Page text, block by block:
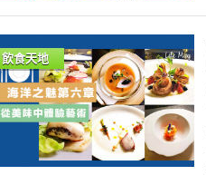
飲食天地